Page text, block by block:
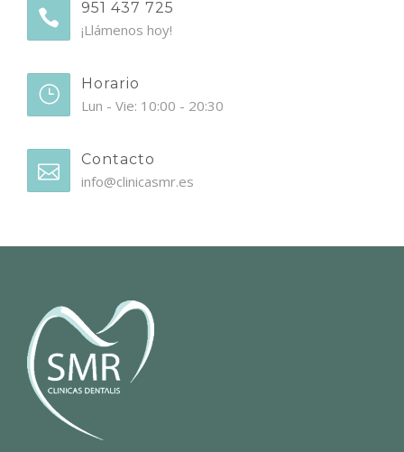
951 437 725
¡Llámenos hoy!
Horario
Lun - Vie: 10:00 - 20:30
Contacto
info@clinicasmr.es